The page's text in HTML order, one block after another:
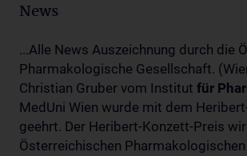
News
...Alle News Auszeichnung durch die
Pharmakologische Gesellschaft.
Christian Gruber vom Institut für
MedUni Wien wurde mit dem
geehrt. Der Heribert-Konzett-Preis
Österreichischen